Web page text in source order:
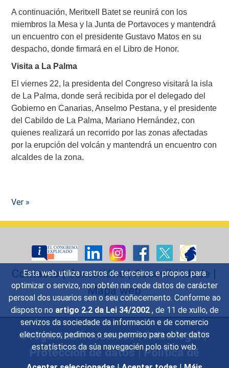
Esta web utiliza rastros de terceiros e propios para
optimizar o servizo, non obtén nin cede datos de carácter
persoal dos usuarios sen o seu coñecemento. Conforme ao
disposto no artigo 2.2 da Lei 34/2002 , de 11 de xullo, de
servizos da sociedade da información e de comercio
electrónico, pedimos o seu permiso para obter datos
estatísticos da súa navegacién polo sitio web.
A continuación, Meritxell Batet se reunirá con los
miembros la Mesa y la Junta de Portavoces y mantendrá
un encuentro con el presidente Gustavo Matos en su
despacho, donde firmará en el Libro de Honor.
Visita a La Palma
El viernes 22, la presidenta del Congreso visitará la isla
de La Palma, donde será recibida por el delegado del
Gobierno en Canarias, Anselmo Pestana, y el presidente
del Cabildo de La Palma, Mariano Hernández, con
quienes realizará un recorrido por las zonas afectadas
por la erupción del volcán y mantendrá un encuentro con
alcaldes de la zona.
Ver »
Contacto|Suxestións|Accesibilidade |
Mapa web
Preguntas frecuentes|Aviso legal|
Protección de datos|Política de